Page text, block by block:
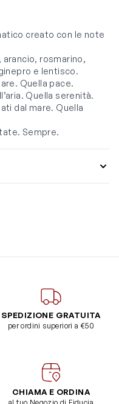
creato con le note
rosmarino,
e lentisco.
Quella pace.
Quella serenità.
dal mare. Quella
Sempre.
SPEDIZIONE GRATUITA
per ordini superiori a €50
CHIAMA E ORDINA